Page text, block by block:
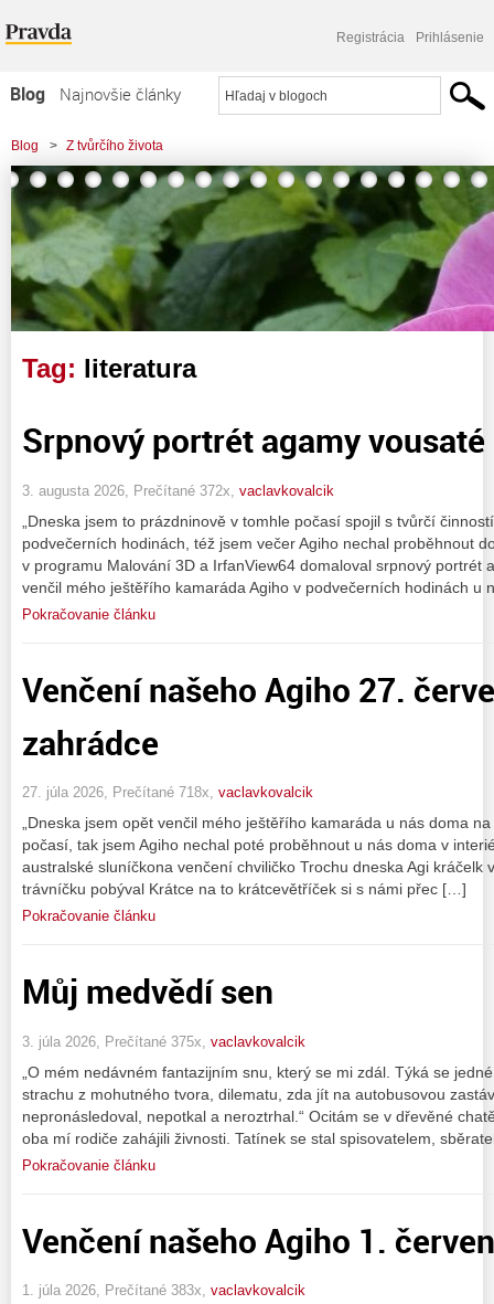
Registrácia Prihlásenie
Blog
Najnovšie články
Najčítanejšie články
Najkomentovanejšie články
Zoznam blogov
Komerčné blogy
Blog > Z tvůrčího života
Tag: literatura
Srpnový portrét agamy vousaté
3. augusta 2026, Prečítané 372x, vaclavkovalcik
„Dneska jsem to prázdninově v tomhle počasí spojil s tvůrčí
podvečerních hodinách, též jsem večer Agiho nechal proběhnout
v programu Malování 3D a IrfanView64 domaloval srpnový portrét
venčil mého ještěřího kamaráda Agiho v podvečerních hodinách u
Pokračovanie článku
Venčení našeho Agiho 27.
zahrádce
27. júla 2026, Prečítané 718x, vaclavkovalcik
„Dneska jsem opět venčil mého ještěřího kamaráda u nás doma
počasí, tak jsem Agiho nechal poté proběhnout u nás doma v
australské sluníčkona venčení chviličko Trochu dneska Agi kráčelk
trávníčku pobýval Krátce na to krátcevětříček si s námi přec […]
Pokračovanie článku
Můj medvědí sen
3. júla 2026, Prečítané 375x, vaclavkovalcik
„O mém nedávném fantazijním snu, který se mi zdál. Týká se
strachu z mohutného tvora, dilematu, zda jít na autobusovou
nepronásledoval, nepotkal a neroztrhal.“ Ocitám se v dřevěné
oba mí rodiče zahájili živnosti. Tatínek se stal spisovatelem,
Pokračovanie článku
Venčení našeho Agiho 1.
1. júla 2026, Prečítané 383x, vaclavkovalcik